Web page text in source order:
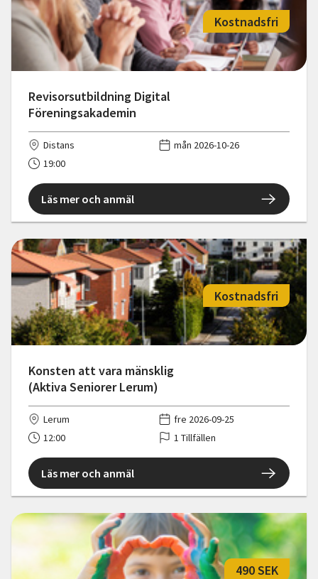
Revisorsutbildning Digital
Föreningsakademin
Kostnadsfri
Distans
mån 2026-10-26
19:00
Läs mer och anmäl
Konsten att vara mänsklig
(Aktiva Seniorer Lerum)
Kostnadsfri
Lerum
fre 2026-09-25
12:00
1 Tillfällen
Läs mer och anmäl
490 SEK